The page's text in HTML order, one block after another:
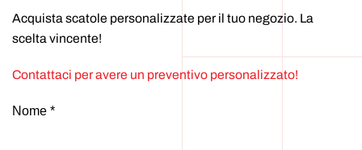
Acquista scatole personalizzate per il tuo negozio. La
scelta vincente!
Contattaci per avere un preventivo personalizzato!
Nome *